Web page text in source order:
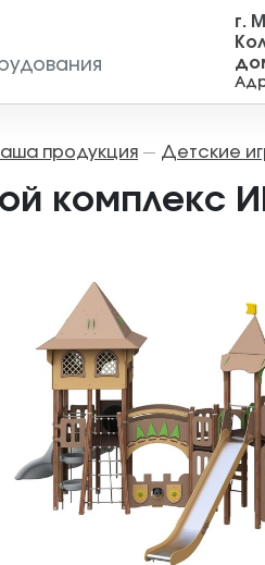
г.
продукция — Детские
комплекс